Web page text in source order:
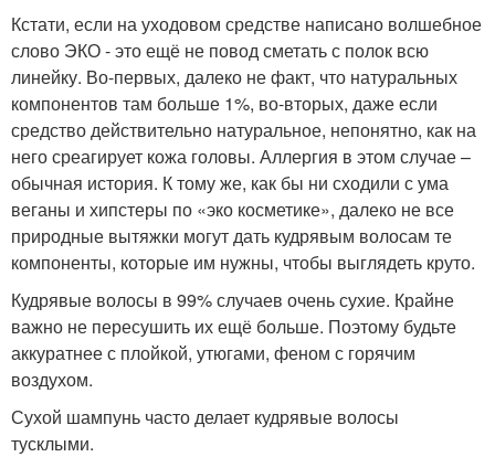
Кстати, если на уходовом средстве написано волшебное
слово ЭКО - это ещё не повод сметать с полок всю
линейку. Во-первых, далеко не факт, что натуральных
компонентов там больше 1%, во-вторых, даже если
средство действительно натуральное, непонятно, как на
него среагирует кожа головы. Аллергия в этом случае –
обычная история. К тому же, как бы ни сходили с ума
веганы и хипстеры по «эко косметике», далеко не все
природные вытяжки могут дать кудрявым волосам те
компоненты, которые им нужны, чтобы выглядеть круто.
Кудрявые волосы в 99% случаев очень сухие. Крайне
важно не пересушить их ещё больше. Поэтому будьте
аккуратнее с плойкой, утюгами, феном с горячим
воздухом.
Сухой шампунь часто делает кудрявые волосы
тусклыми.